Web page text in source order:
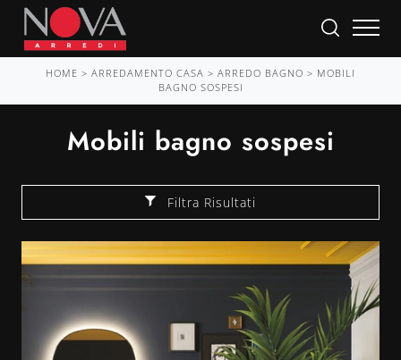
HOME > ARREDAMENTO CASA > ARREDO BAGNO > MOBILI
BAGNO SOSPESI
Mobili bagno sospesi
Filtra Risultati